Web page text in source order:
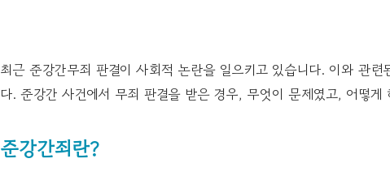
최근 준강간무죄 판결이 사회적 논란을 일으키고 있습니다. 이와 관
다. 준강간 사건에서 무죄 판결을 받은 경우, 무엇이 문제였고, 어떻게
준강간죄란?